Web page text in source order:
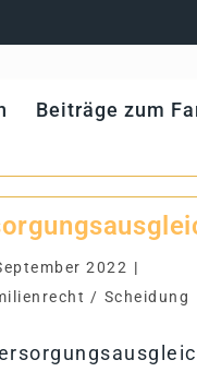
Bei­träge zum
2022
/ Scheidung